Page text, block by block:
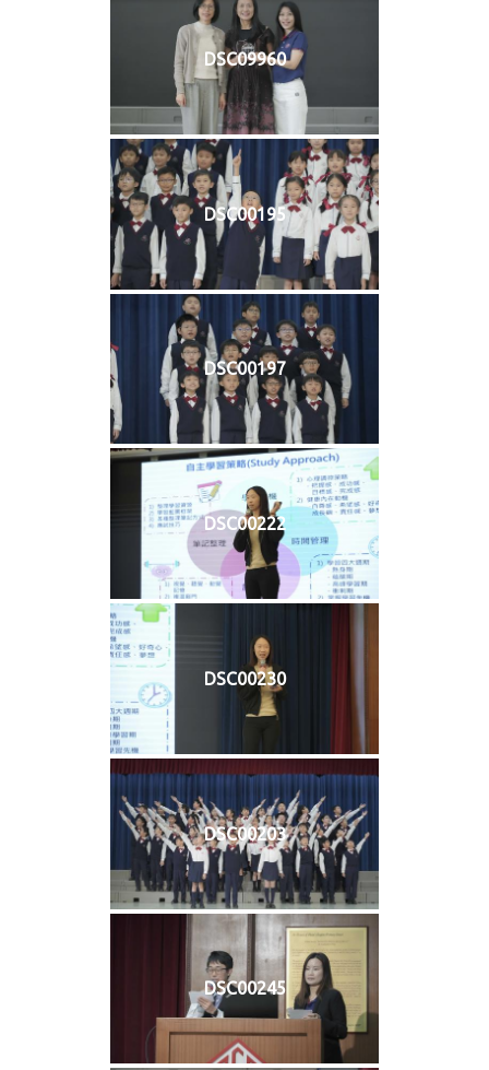
DSC09960
DSC00195
DSC00197
DSC00222
DSC00230
DSC00203
DSC00245